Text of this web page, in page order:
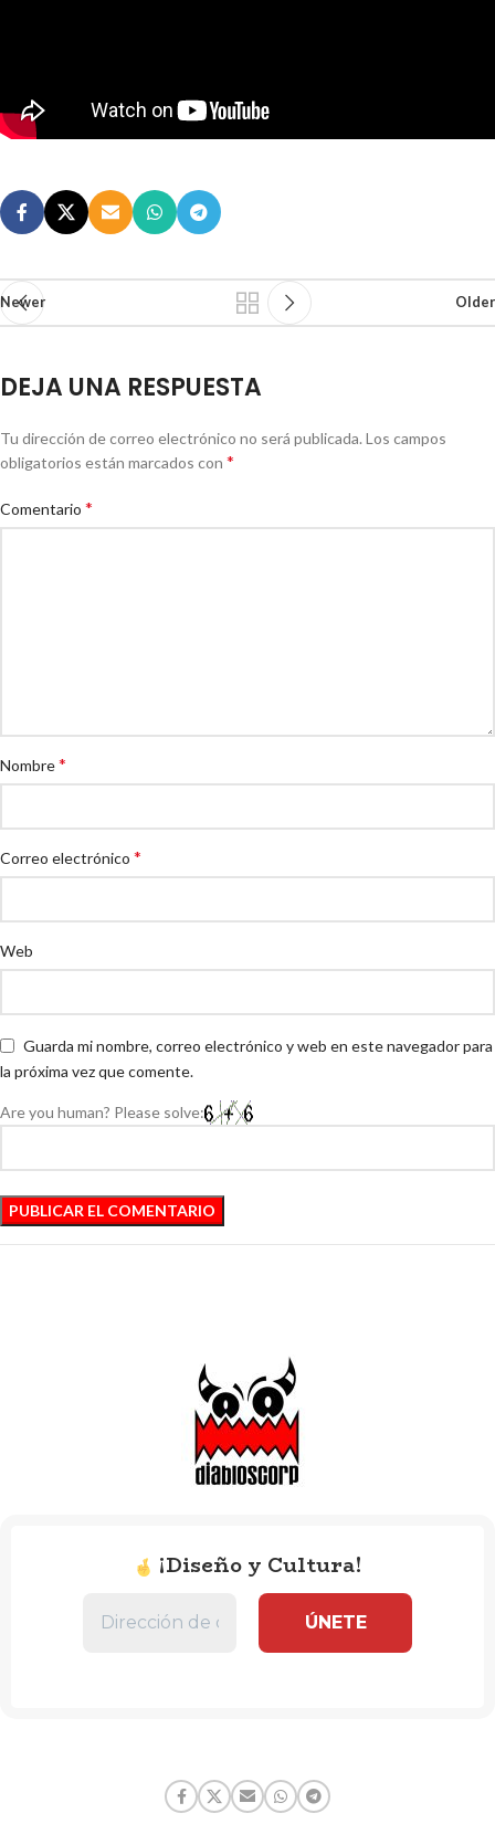
Newer Older
DEJA UNA RESPUESTA
Tu dirección de correo electrónico no será publicada. Los campos
obligatorios están marcados con *
Comentario *
Nombre*
Correo electrónico *
Web
Guarda mi nombre, correo electrónico y web en este navegador para
la próxima vez que comente.
Are you human? Please solve:
¡Diseño y Cultura!